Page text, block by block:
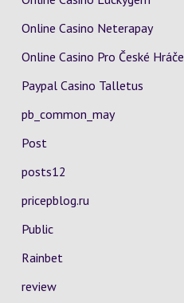
Online Casino Neterapay
Online Casino Pro České Hráče
Paypal Casino Talletus
pb_common_may
Post
posts12
pricepblog.ru
Public
Rainbet
review